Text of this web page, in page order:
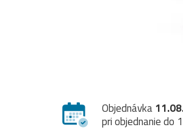
Objednávka
pri objednanie do